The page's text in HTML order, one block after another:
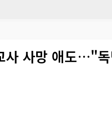
사 사망 애도…"